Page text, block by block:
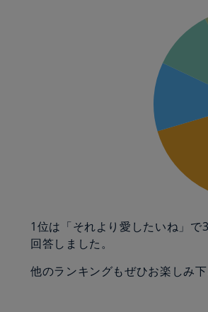
1位は「それより愛したいね」で
回答しました。
他のランキングもぜひお楽しみ下